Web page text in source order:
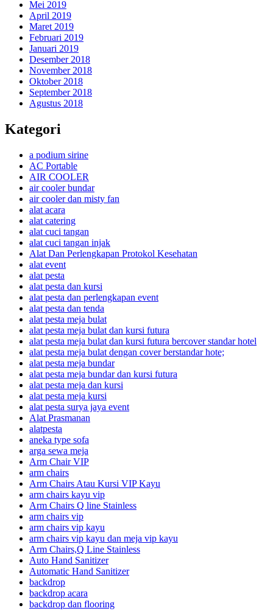
Mei 2019
April 2019
Maret 2019
Februari 2019
Januari 2019
Desember 2018
November 2018
Oktober 2018
September 2018
Agustus 2018
Kategori
a podium sirine
AC Portable
AIR COOLER
air cooler bundar
air cooler dan misty fan
alat acara
alat catering
alat cuci tangan
alat cuci tangan injak
Alat Dan Perlengkapan Protokol Kesehatan
alat event
alat pesta
alat pesta dan kursi
alat pesta dan perlengkapan event
alat pesta dan tenda
alat pesta meja bulat
alat pesta meja bulat dan kursi futura
alat pesta meja bulat dan kursi futura bercover standar hotel
alat pesta meja bulat dengan cover berstandar hote;
alat pesta meja bundar
alat pesta meja bundar dan kursi futura
alat pesta meja dan kursi
alat pesta meja kursi
alat pesta surya jaya event
Alat Prasmanan
alatpesta
aneka type sofa
arga sewa meja
Arm Chair VIP
arm chairs
Arm Chairs Atau Kursi VIP Kayu
arm chairs kayu vip
Arm Chairs Q line Stainless
arm chairs vip
arm chairs vip kayu
arm chairs vip kayu dan meja vip kayu
Arm Chairs,Q Line Stainless
Auto Hand Sanitizer
Automatic Hand Sanitizer
backdrop
backdrop acara
backdrop dan flooring